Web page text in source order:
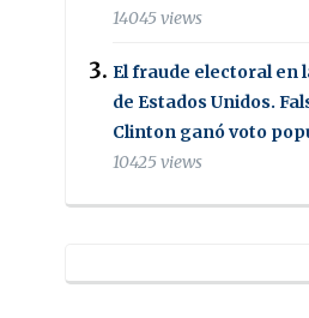
14045 views
El fraude electoral en
de Estados Unidos.
Clinton ganó voto
10425 views